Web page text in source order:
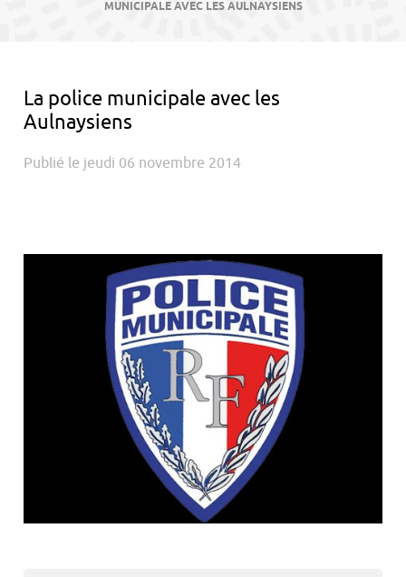
MUNICIPALE AVEC LES AULNAYSIENS
La police municipale avec les
Aulnaysiens
Publié le jeudi 06 novembre 2014